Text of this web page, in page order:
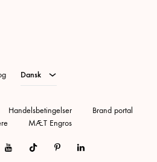
YoutubeTiktok Pinterest
Linkedin
Dansk
Handelsbetingelser
Brand portal
MÆT Engros